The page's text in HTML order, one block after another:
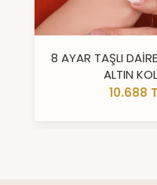
8 AYAR TAŞLI
ALTIN
10.688